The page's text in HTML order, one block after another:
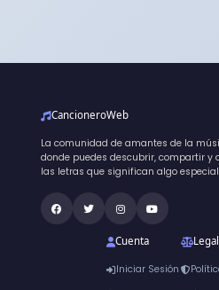
CancioneroWeb
La comunidad de amantes de la
donde puedes descubrir, compartir y
las letras que significan algo
Cuenta
Iniciar Sesión
Legal